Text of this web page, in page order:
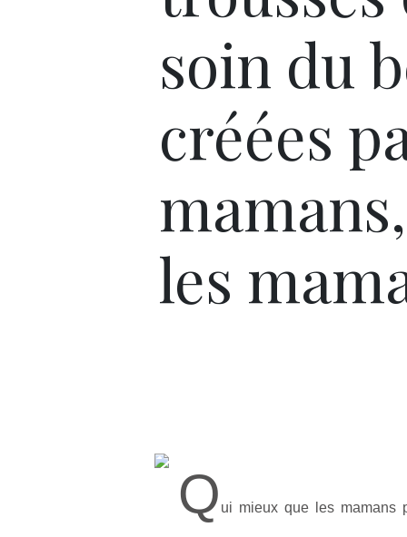
soin du
créées
les
Q ui mieux que les mamans